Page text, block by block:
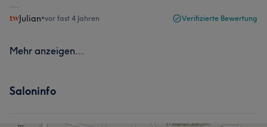
Julian•vor fast 4 Jahren Verifizierte Bewertung
Mehr anzeigen...
Saloninfo